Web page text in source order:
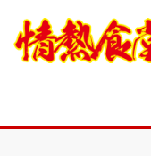
to
content